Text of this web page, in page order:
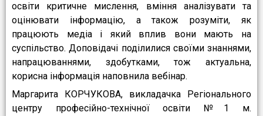
освіти критичне мислення, вміння аналізувати та
оцінювати інформацію, а також розуміти, як
працюють медіа і який вплив вони мають на
суспільство. Доповідачі поділилися своїми знаннями,
напрацюваннями, здобутками, тож актуальна,
корисна інформація наповнила вебінар.
Маргарита КОРЧУКОВА, викладачка Регіонального
центру професійно-технічної освіти №1 м.